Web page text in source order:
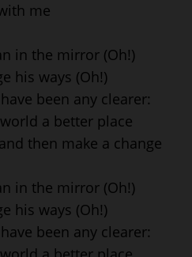
me
in the mirror (Oh!)
his ways (Oh!)
been any clearer:
a better place
then make a change
in the mirror (Oh!)
his ways (Oh!)
been any clearer: